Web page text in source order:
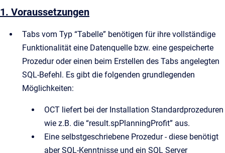
1. Voraussetzungen
Tabs vom Typ “Tabelle” benötigen für ihre vollständige
Funktionalität eine Datenquelle bzw. eine gespeicherte
Prozedur oder einen beim Erstellen des Tabs angelegten
SQL-Befehl. Es gibt die folgenden grundlegenden
Möglichkeiten:
OCT liefert bei der Installation Standardprozeduren
wie z.B. die “result.spPlanningProfit” aus.
Eine selbstgeschriebene Prozedur - diese benötigt
aber SQL-Kenntnisse und ein SQL Server